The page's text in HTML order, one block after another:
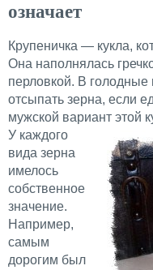
означает
Крупеничка — кукла,
Она наполнялась
перловкой. В
отсыпать зерна, если
мужской вариант этой
У каждого
вида зерна
имелось
собственное
значение.
Например,
самым
дорогим был